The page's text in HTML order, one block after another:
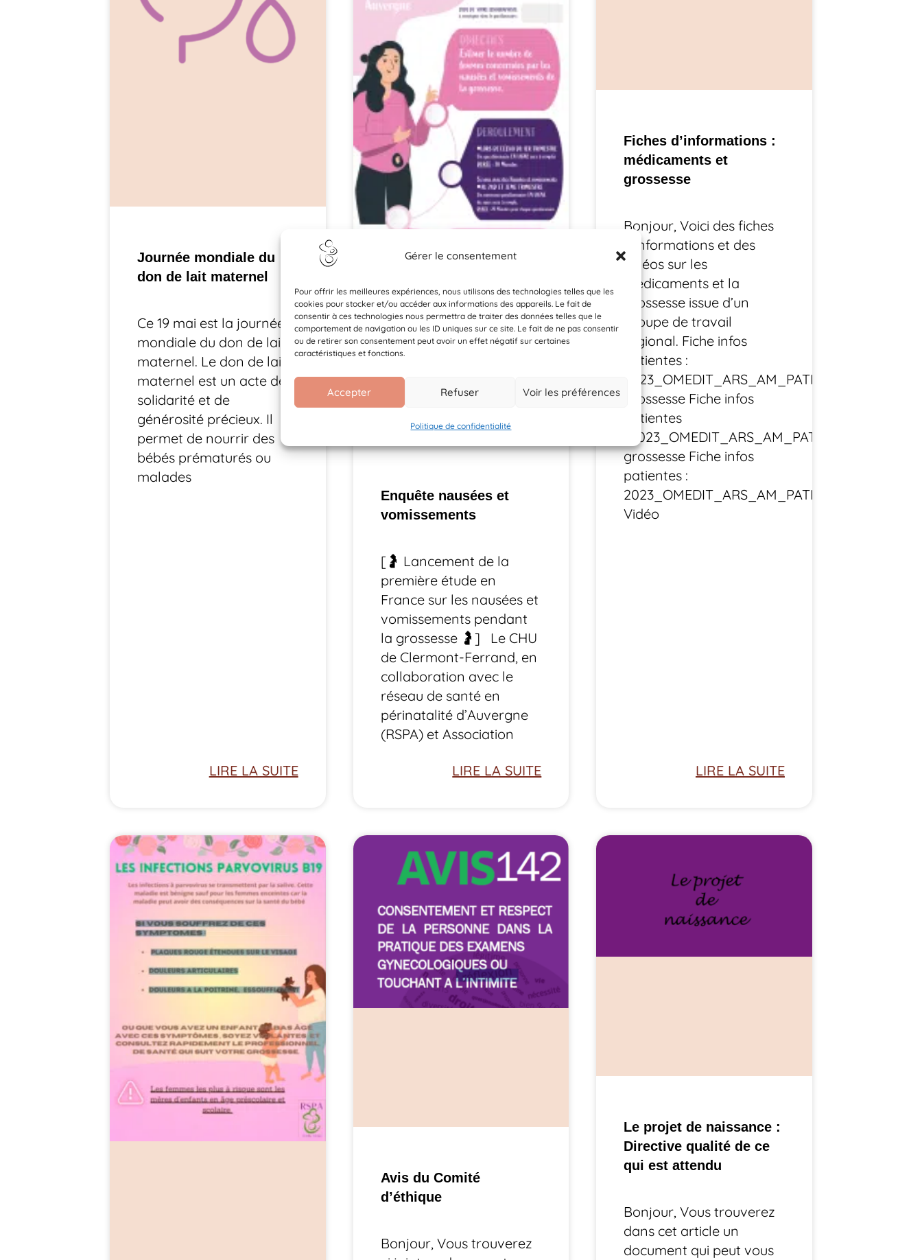
Gérer le consentement
Pour offrir les meilleures expériences, nous utilisons des technologies telles que les
cookies pour stocker et/ou accéder aux informations des appareils. Le fait de
consentir à ces technologies nous permettra de traiter des données telles que le
comportement de navigation ou les ID uniques sur ce site. Le fait de ne pas consentir
ou de retirer son consentement peut avoir un effet négatif sur certaines
caractéristiques et fonctions.
Accepter Refuser Voir les préférences
Politique de confidentialité
Journée mondiale du
don de lait maternel
Ce 19 mai est la journée
mondiale du don de lait
maternel. Le don de lait
maternel est un acte de
solidarité et de
générosité précieux. Il
permet de nourrir des
bébés prématurés ou
malades
LIRE LA SUITE
Enquête nausées et
vomissements
[🤰 Lancement de la
première étude en
France sur les nausées et
vomissements pendant
la grossesse 🤰] Le CHU
de Clermont-Ferrand, en
collaboration avec le
réseau de santé en
périnatalité d’Auvergne
(RSPA) et Association
LIRE LA SUITE
Fiches d’informations :
médicaments et
grossesse
Bonjour, Voici des fiches
d’informations et des
vidéos sur les
médicaments et la
grossesse issue d’un
groupe de travail
régional. Fiche infos
patientes :
grossesse Fiche infos
patientes
:
grossesse Fiche infos
patientes :
Vidéo
LIRE LA SUITE
Avis du Comité
d’éthique
Bonjour, Vous trouverez
Le projet de naissance :
Directive qualité de ce
qui est attendu
Bonjour, Vous trouverez
dans cet article un
document qui peut vous